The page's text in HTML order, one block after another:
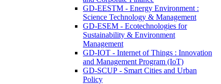
GD-EESTM - Energy Environment :
Science Technology & Management
GD-ESEM - Ecotechnologies for
Sustainability & Environment
Management
GD-IOT - Internet of Things : Innovation
and Management Program (IoT)
GD-SCUP - Smart Cities and Urban
Policy